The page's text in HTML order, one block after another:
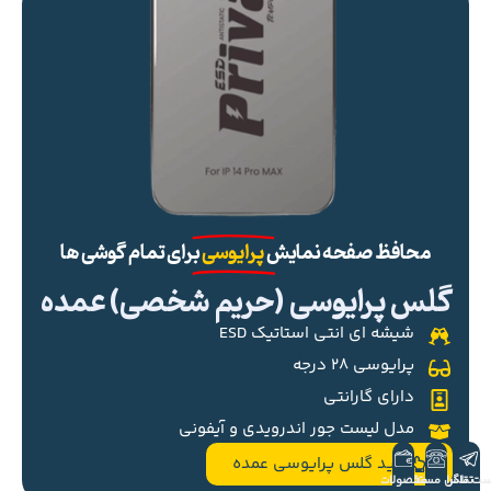
محافظ صفحه نمایشپرایوسیبرای تمام گوشی ها
گلس پرایوسی (حریم شخصی) عمده
شیشه ای انتی استاتیک ESD
پرایوسی ۲۸ درجه
دارای گارانتی
مدل لیست جور اندرویدی و آیفونی
خرید گلس پرایوسی عمده
تلگرام
تماس مستقیم
محصولات